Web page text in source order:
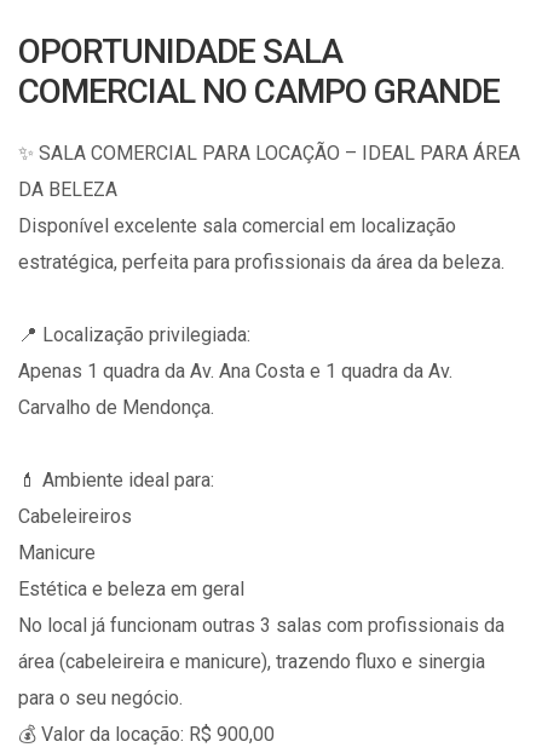
OPORTUNIDADE SALA
COMERCIAL NO CAMPO GRANDE
✨ SALA COMERCIAL PARA LOCAÇÃO – IDEAL PARA ÁREA
DA BELEZA
Disponível excelente sala comercial em localização
estratégica, perfeita para profissionais da área da beleza.
📍 Localização privilegiada:
Apenas 1 quadra da Av. Ana Costa e 1 quadra da Av.
Carvalho de Mendonça.
💄 Ambiente ideal para:
Cabeleireiros
Manicure
Estética e beleza em geral
No local já funcionam outras 3 salas com profissionais da
área (cabeleireira e manicure), trazendo fluxo e sinergia
para o seu negócio.
💰 Valor da locação: R$ 900,00